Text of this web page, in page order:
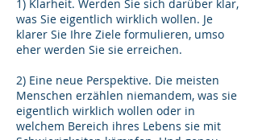
1) Klarheit. Werden Sie sich darüber klar,
was Sie eigentlich wirklich wollen. Je
klarer Sie Ihre Ziele formulieren, umso
eher werden Sie sie erreichen.
2) Eine neue Perspektive. Die meisten
Menschen erzählen niemandem, was sie
eigentlich wirklich wollen oder in
welchem Bereich ihres Lebens sie mit